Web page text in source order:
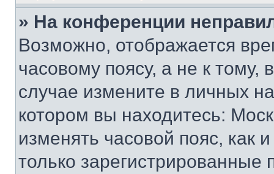
» На конференции
Возможно, отображается
часовому поясу, а не к тому,
случае измените в личных
котором вы находитесь:
изменять часовой пояс, как
только